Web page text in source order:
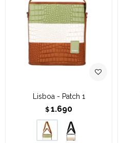
Lisboa - Patch 1
$ 1.690